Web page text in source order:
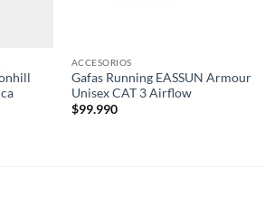
ACCESORIOS
Gafas Running EASSUN Armour
Unisex CAT 3 Airflow
$99.990